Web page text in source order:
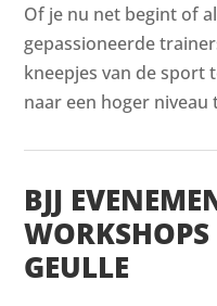
Of je nu net begint of
gepassioneerde
kneepjes van de sport
naar een hoger niveau
BJJ
GEULLE